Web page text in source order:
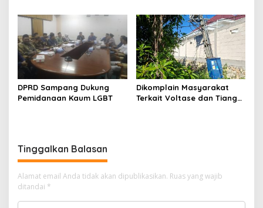
Perkuat Sinergi dengan
Nelayan Sampang
DPRD Sampang Dukung
Pemidanaan Kaum LGBT
Dikomplain Masyarakat
Terkait Voltase dan Tiang
Tinggalkan Balasan
Alamat email Anda tidak akan dipublikasikan. Ruas yang wajib
ditandai *